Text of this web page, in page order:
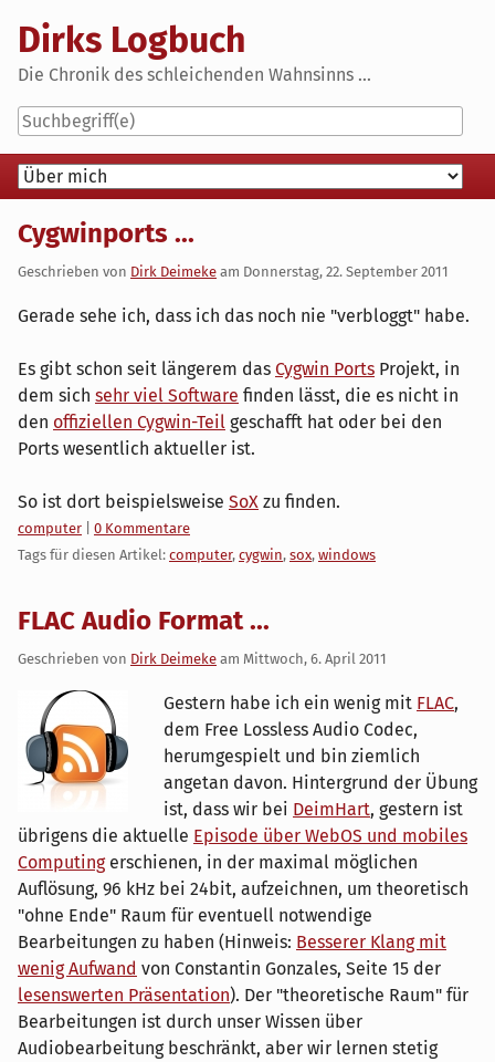
content
Dirks Logbuch
Die Chronik des schleichenden Wahnsinns ...
Navigation
Cygwinports ...
Geschrieben von Dirk Deimeke am Donnerstag, 22. September 2011
Gerade sehe ich, dass ich das noch nie "verbloggt" habe.
Es gibt schon seit längerem das Cygwin Ports Projekt, in
dem sich sehr viel Software finden lässt, die es nicht in
den offiziellen Cygwin-Teil geschafft hat oder bei den
Ports wesentlich aktueller ist.
So ist dort beispielsweise SoX zu finden.
Kategorien:
computer
0 Kommentare
Tags für diesen Artikel: computer, cygwin, sox, windows
FLAC Audio Format ...
Geschrieben von Dirk Deimeke am Mittwoch, 6. April 2011
Gestern habe ich ein wenig mit FLAC,
dem Free Lossless Audio Codec,
herumgespielt und bin ziemlich
angetan davon. Hintergrund der Übung
ist, dass wir bei DeimHart, gestern ist
übrigens die aktuelle Episode über WebOS und mobiles
Computingerschienen, in der maximal möglichen
Auflösung, 96 kHz bei 24bit, aufzeichnen, um theoretisch
"ohne Ende" Raum für eventuell notwendige
Bearbeitungen zu haben (Hinweis: Besserer Klang mit
wenig Aufwand von Constantin Gonzales, Seite 15 der
lesenswerten Präsentation). Der "theoretische Raum" für
Bearbeitungen ist durch unser Wissen über
Audiobearbeitung beschränkt, aber wir lernen stetig